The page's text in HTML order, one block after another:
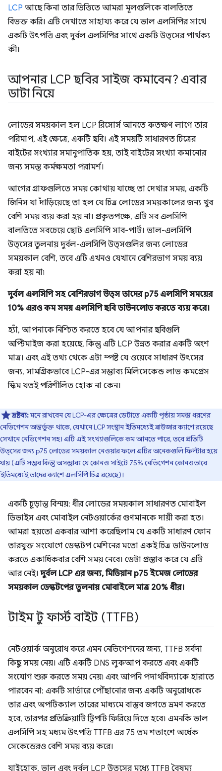
LCP আছে কিনা তার ভিত্তিতে আমরা মূলগুলিকে বালতিতে
বিভক্ত করি। এটি দেখাতে সাহায্য করে যে ভাল এলসিপির সাথে
একটি উৎপত্তি এবং দুর্বল এলসিপির সাথে একটি উত্সের পার্থক্য
কী।
আপনার LCP ছবির সাইজ কমাবেন? এবার
ডাটা নিয়ে
লোডের সময়কাল হল LCP রিসোর্স আনতে কতক্ষণ লাগে তার
পরিমাপ, এই ক্ষেত্রে, একটি ছবি। এই সময়টি সাধারণত চিত্রের
বাইটের সংখ্যার সমানুপাতিক হয়, তাই বাইটের সংখ্যা কমানোর
জন্য সমস্ত কর্মক্ষমতা পরামর্শ।
আগের গ্রাফগুলিতে সময় কোথায় যাচ্ছে তা দেখার সময়, একটি
জিনিস যা দাঁড়িয়েছে তা হল যে চিত্র লোডের সময়কালের জন্য খুব
বেশি সময় ব্যয় করা হয় না। প্রকৃতপক্ষে, এটি সব এলসিপি
বালতিতে সবচেয়ে ছোট এলসিপি সাব-পার্ট। ভাল-এলসিপি
উত্সের তুলনায় দুর্বল-এলসিপি উত্সগুলির জন্য লোডের
সময়কাল বেশি, তবে এটি এখনও যেখানে বেশিরভাগ সময় ব্যয়
করা হয় না৷
দুর্বল এলসিপি সহ বেশিরভাগ উত্স তাদের p75 এলসিপি সময়ের
10% এরও কম সময় এলসিপি ছবি ডাউনলোড করতে ব্যয় করে।
হ্যাঁ, আপনাকে নিশ্চিত করতে হবে যে আপনার ছবিগুলি
অপ্টিমাইজ করা হয়েছে, কিন্তু এটি LCP উন্নত করার একটি অংশ
মাত্র। এবং এই তথ্য থেকে এটা স্পষ্ট যে ওয়েবে সাধারণ উৎসের
জন্য, সামগ্রিকভাবে LCP-এর সম্ভাব্য মিলিসেকেন্ড লাভ কমপ্রেস
স্কিম যতই পরিশীলিত হোক না কেন।
দ্রষ্টব্য:মনে রাখবেন যে LCP-এর ক্ষেত্রের ডেটাতে একটি পৃষ্ঠায় সমস্ত ধরণের
নেভিগেশন অন্তর্ভুক্ত থাকে, যেখানে LCP সংস্থান ইতিমধ্যেই ব্রাউজার ক্যাশে রয়েছে
সেখানে নেভিগেশন সহ। এটি এই সংখ্যাগুলিকে কম আনতে পারে, তবে প্রতিটি
উত্সের জন্য p75 লোডের সময়কাল নেওয়ার ফলে এটির অনেকগুলি ফিল্টার হয়ে
যায় (এটি সম্ভব কিন্তু অসম্ভাব্য যে কোনও সাইটে 75% নেভিগেশন কোনওভাবে
ইতিমধ্যেই তাদের ক্যাশে এলসিপি চিত্র রয়েছে)।
একটি চূড়ান্ত বিস্ময়: ধীর লোডের সময়কাল সাধারণত মোবাইল
ডিভাইস এবং মোবাইল নেটওয়ার্কের গুণমানকে দায়ী করা হত।
আমরা হয়তো একবার আশা করেছিলাম যে একটি সাধারণ ফোন
তারযুক্ত সংযোগে ডেস্কটপ মেশিনের মতো একই চিত্র ডাউনলোড
করতে একাধিকবার বেশি সময় নেবে। ডেটা প্রস্তাব করে যে এটি
আর নেই।দুর্বল LCP এর জন্য, মিডিয়ান p75 ইমেজ লোডের
সময়কাল ডেস্কটপের তুলনায় মোবাইলে মাত্র 20% ধীর।
টাইম টু ফার্স্ট বাইট (TTFB)
নেটওয়ার্ক অনুরোধ করে এমন নেভিগেশনের জন্য, TTFB সর্বদা
কিছু সময় নেয়। এটি একটি DNS লুকআপ করতে এবং একটি
সংযোগ শুরু করতে সময় নেয়৷ এবং আপনি পদার্থবিদ্যাকে হারাতে
পারবেন না: একটি সার্ভারে পৌঁছানোর জন্য একটি অনুরোধকে
তার এবং অপটিক্যাল তারের মাধ্যমে বাস্তব জগতে ভ্রমণ করতে
হবে, তারপর প্রতিক্রিয়াটি ট্রিপটি ফিরিয়ে দিতে হবে। এমনকি ভাল
এলসিপি সহ মধ্যম উৎপত্তি TTFB এর 75 তম শতাংশে অর্ধেক
সেকেন্ডেরও বেশি সময় ব্যয় করে।
যাইহোক, ভাল এবং দুর্বল LCP উত্সের মধ্যে TTFB বৈষম্য